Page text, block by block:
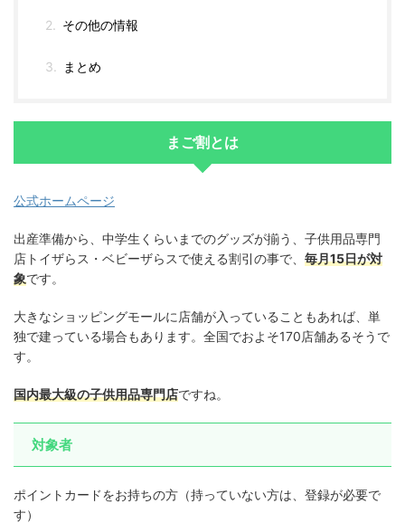
その他の情報
まとめ
まご割とは
公式ホームページ
出産準備から、中学生くらいまでのグッズが揃う、子供用品専門
店トイザらス・ベビーザらスで使える割引の事で、 毎月15日が対
象です。
大きなショッピングモールに店舗が入っていることもあれば、単
独で建っている場合もあります。全国でおよそ170店舗あるそうで
す。
国内最大級の子供用品専門店ですね。
対象者
ポイントカードをお持ちの方（持っていない方は、登録が必要で
す）